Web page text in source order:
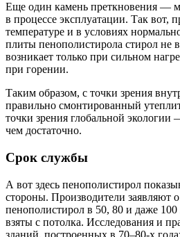
Еще один камень преткновения —
в процессе эксплуатации. Так вот,
температуре и в условиях
плиты пенополистирола стирол не
возникает только при сильном
при горении.
Таким образом, с точки зрения
правильно смонтированный
точки зрения глобальной
чем достаточно.
Срок службы
А вот здесь пенополистирол
стороны. Производители заявляют
пенополистирол в 50, 80 и даже
взяты с потолка. Исследования и
зданий, построенных в 70–80-х